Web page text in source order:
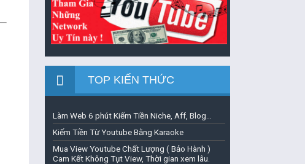
TOP KIẾN THỨC
Làm Web 6 phút Kiếm Tiền Niche, Aff, Blog...
Kiếm Tiền Từ Youtube Bằng Karaoke
Mua View Youtube Chất Lượng ( Bảo Hành )
Cam Kết Không Tụt View, Thời gian xem lâu.